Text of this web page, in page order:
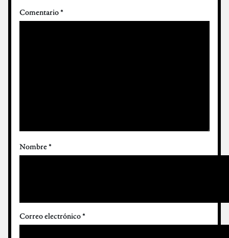
Comentario*
Nombre*
Correo electrónico*